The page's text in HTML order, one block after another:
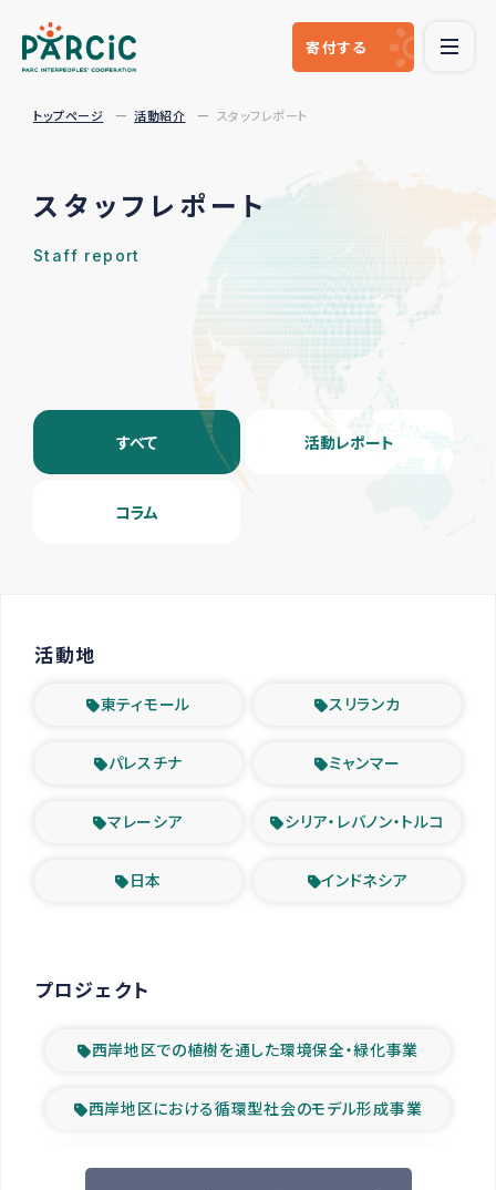
寄付する
トップページ 活動紹介 スタッフレポート
スタッフレポート
Staff report
すべて 活動レポート
コラム
活動地
東ティモール スリランカ
パレスチナ ミャンマー
マレーシア シリア・レバノン・トルコ
日本 インドネシア
プロジェクト
西岸地区での植樹を通した環境保全・緑化事業
西岸地区における循環型社会のモデル形成事業
ツアー参加者の声